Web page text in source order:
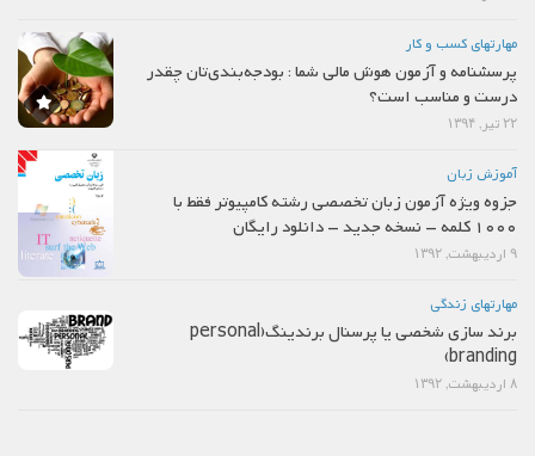
مهارتهاي كسب و كار
پرسشنامه و آزمون هوش مالی شما : بودجه‌بندی‌تان چقدر
درست و مناسب است؟
۲۲ تیر, ۱۳۹۴
آموزش زبان
جزوه ویژه آزمون زبان تخصصی رشته کامپیوتر فقط با
1000 کلمه – نسخه جدید – دانلود رایگان
۹ اردیبهشت, ۱۳۹۲
مهارتهاي زندگي
برند سازی شخصی یا پرسنال برندینگ(personal
branding)
۸ اردیبهشت, ۱۳۹۲